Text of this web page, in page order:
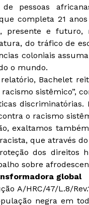
pessoas
completa 21
presente e futuro,
do tráfico de
coloniais
o mundo.
Bachelet
sistêmico”,
discriminatórias.
o racismo
exaltamos
que através
dos direitos
sobre
global
A/HRC/47/L.8/
negra em